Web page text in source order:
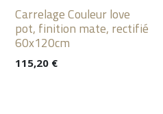
Carrelage Couleur love
pot, finition mate, rectifié
60x120cm
115,20€